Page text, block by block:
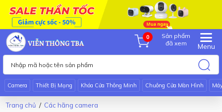
0
Sản phẩm
đã xem
Menu
Camera Thiết Bị Mạng Khóa Cửa Thông Minh Chuông Cửa Màn Hình
Trang chủ Các hãng camera